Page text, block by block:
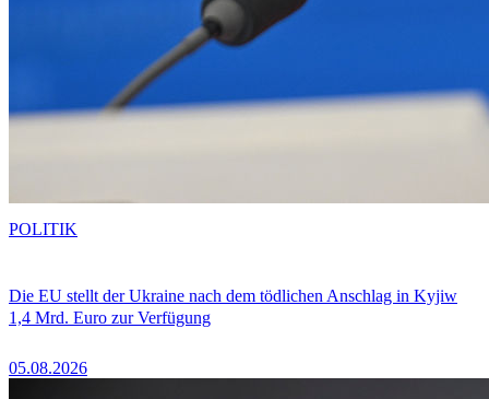
Die EU stellt der Ukraine nach dem tödlichen Anschlag in Kyjiw
1,4 Mrd. Euro zur Verfügung
05.08.2026
POLITIK